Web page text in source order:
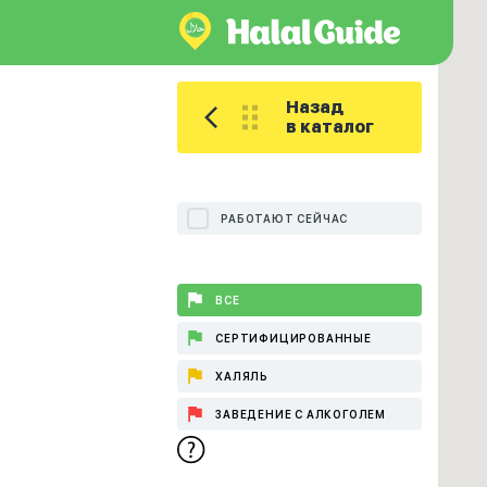
Назад
в каталог
РАБОТАЮТ СЕЙЧАС
ВСЕ
СЕРТИФИЦИРОВАННЫЕ
ХАЛЯЛЬ
ЗАВЕДЕНИЕ С АЛКОГОЛЕМ